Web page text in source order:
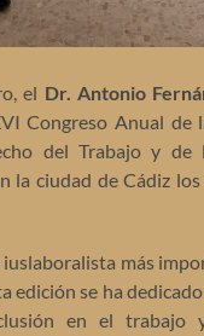
el Dr. Antonio
Congreso Anual de
del Trabajo y de
la ciudad de Cádiz
más
edición se ha
en el trabajo